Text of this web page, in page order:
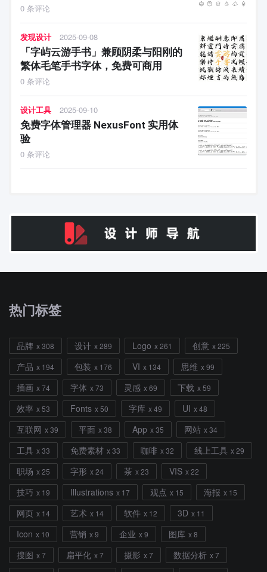
0 条评论
发现设计 2025-09-08
「字屿云游手书」兼顾阴柔与阳刚的
繁体毛笔手书字体，免费可商用
0 条评论
设计工具 2025-09-10
免费字体管理器 NexusFont 实用体
验
0 条评论
热门标签
品牌 x 308 设计 x 289 Logo x 261 创意 x 225
产品 x 194 包装 x 176 VI x 134 思维 x 99
插画 x 74 字体 x 73 灵感 x 69 下载 x 59
效率 x 53 Fonts x 50 字库 x 49 UI x 48
互联网 x 39 平面 x 38 App x 35 网站 x 34
工具 x 33 免费素材 x 33 咖啡 x 32 线上工具 x 29
职场 x 25 字形 x 24 茶 x 23 VIS x 22
技巧 x 19 Illustrations x 17 观点 x 15 海报 x 15
网页 x 14 艺术 x 14 软件 x 12 3D x 11
Icon x 10 营销 x 9 企业 x 9 图库 x 8
搜图 x 7 扁平化 x 7 摄影 x 7 数据分析 x 7